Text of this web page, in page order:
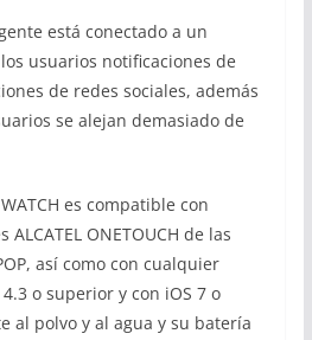
está conectado a un
usuarios notificaciones de
de redes sociales, además
se alejan demasiado de
WATCH es compatible con
ONETOUCH de las
así como con cualquier
o superior y con iOS 7 o
al polvo y al agua y su batería